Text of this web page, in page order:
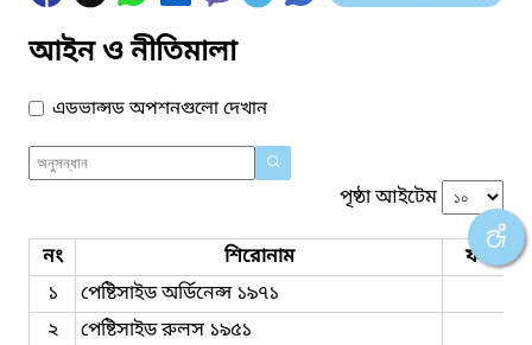
আইন ও নীতিমালা
এডভান্সড অপশনগুলো দেখান
পৃষ্ঠা আইটেম
নং শিরোনাম
ফাইল
১
পেষ্টিসাইড অর্ডিনেন্স ১৯৭১
২
পেষ্টিসাইড রুলস ১৯৫১